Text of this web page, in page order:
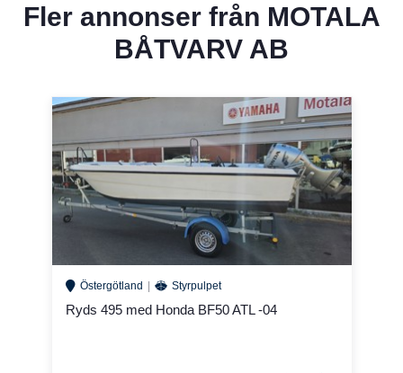
Fler annonser från MOTALA
BÅTVARV AB
Östergötland Styrpulpet
Ryds 495 med Honda BF50 ATL -04